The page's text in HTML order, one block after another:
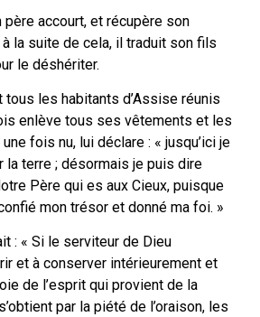
accourt, et récupère son
à la suite de cela, il traduit son fils
le déshériter.
tous les habitants d’Assise réunis
enlève tous ses vêtements et les
fois nu, lui déclare : « jusqu’ici je
la terre ; désormais je puis dire
Père qui es aux Cieux, puisque
mon trésor et donné ma foi. »
: « Si le serviteur de Dieu
et à conserver intérieurement et
de l’esprit qui provient de la
par la piété de l’oraison, les